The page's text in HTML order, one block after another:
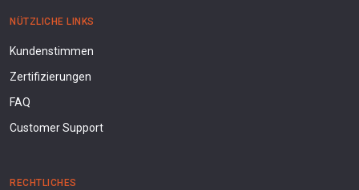
NÜTZLICHE LINKS
Kundenstimmen
Zertifizierungen
FAQ
Customer Support
RECHTLICHES